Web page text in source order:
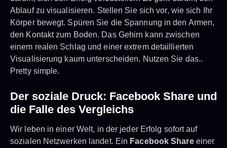
Ablauf zu visualisieren. Stellen Sie sich vor, wie sich Ihr
Körper bewegt. Spüren Sie die Spannung in den Armen,
den Kontakt zum Boden. Das Gehirn kann zwischen
einem realen Schlag und einer extrem detaillierten
Visualisierung kaum unterscheiden. Nutzen Sie das..
Pretty simple.
Der soziale Druck: Facebook Share und
die Falle des Vergleichs
Wir leben in einer Welt, in der jeder Erfolg sofort auf
sozialen Netzwerken landet. Ein Facebook Shareeiner